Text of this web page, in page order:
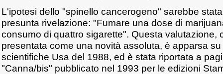
L'ipotesi dello "spinello cancerogeno" sarebbe
presunta rivelazione: "Fumare una dose di
consumo di quattro sigarette". Questa valutazione,
presentata come una novità assoluta, è apparsa
scientifiche Usa del 1988, ed è stata riportata a
"Canna/bis" pubblicato nel 1993 per le edizioni